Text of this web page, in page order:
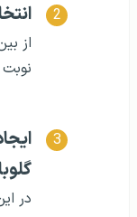
از
در